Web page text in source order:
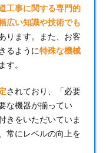
工事に関する専門的
広い知識や技術でも
ります。また、お客
るように特殊な機械
す。
されており、「必要
な機器が揃ってい
きをいただいていま
常にレベルの向上を